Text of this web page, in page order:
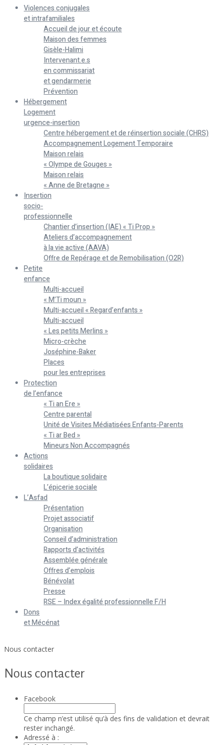
Violences conjugales
et intrafamiliales
Accueil de jour et écoute
Maison des femmes
Gisèle-Halimi
Intervenant.e.s
en commissariat
et gendarmerie
Prévention
Hébergement
Logement
urgence-insertion
Centre hébergement et de réinsertion sociale (CHRS)
Accompagnement Logement Temporaire
Maison relais
« Olympe de Gouges »
Maison relais
« Anne de Bretagne »
Insertion
socio-
professionnelle
Chantier d’insertion (IAE) « Ti Prop »
Ateliers d’accompagnement
à la vie active (AAVA)
Offre de Repérage et de Remobilisation (O2R)
Petite
enfance
Multi-accueil
« M’Ti moun »
Multi-accueil « Regard’enfants »
Multi-accueil
« Les petits Merlins »
Micro-crèche
Joséphine-Baker
Places
pour les entreprises
Protection
de l’enfance
« Ti an Ere »
Centre parental
Unité de Visites Médiatisées Enfants-Parents
« Ti ar Bed »
Mineurs Non Accompagnés
Actions
solidaires
La boutique solidaire
L’épicerie sociale
L’Asfad
Présentation
Projet associatif
Organisation
Conseil d’administration
Rapports d’activités
Assemblée générale
Offres d’emplois
Bénévolat
Presse
RSE – Index égalité professionnelle F/H
Dons
et Mécénat
Nous contacter
Nous contacter
Facebook
Ce champ n’est utilisé qu’à des fins de validation et devrait
rester inchangé.
Adressé à :